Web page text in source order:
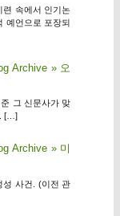
속에서 인기논
예언으로 포장되
Archive » 오
그 신문사가 맞
. […]
Archive » 미
사건. (이전 관